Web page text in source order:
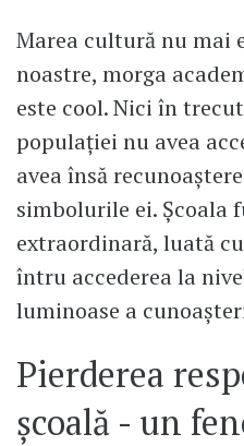
Marea cultură nu mai
noastre, morga
este cool. Nici în
populației nu avea
avea însă
simbolurile ei. Școala
extraordinară, luată
întru accederea la
luminoase a
Pierderea
școală - un